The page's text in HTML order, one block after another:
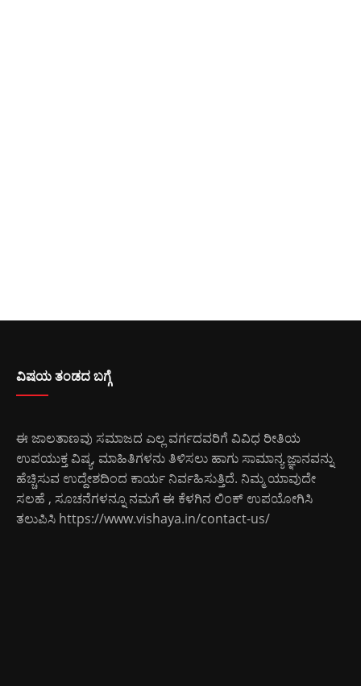
ವಿಷಯ ತಂಡದ ಬಗ್ಗೆ
ಈ ಜಾಲತಾಣವು ಸಮಾಜದ ಎಲ್ಲ ವರ್ಗದವರಿಗೆ ವಿವಿಧ ರೀತಿಯ
ಉಪಯುಕ್ತ ವಿಷ್ಯ, ಮಾಹಿತಿಗಳನು ತಿಳಿಸಲು ಹಾಗು ಸಾಮಾನ್ಯ ಜ್ಞಾನವನ್ನು
ಹೆಚ್ಚಿಸುವ ಉದ್ದೇಶದಿಂದ ಕಾರ್ಯ ನಿರ್ವಹಿಸುತ್ತಿದೆ. ನಿಮ್ಮ ಯಾವುದೇ
ಸಲಹೆ , ಸೂಚನೆಗಳನ್ನೂ ನಮಗೆ ಈ ಕೆಳಗಿನ ಲಿಂಕ್ ಉಪಯೋಗಿಸಿ
ತಲುಪಿಸಿ https://www.vishaya.in/contact-us/